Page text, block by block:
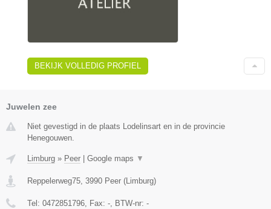
BEKIJK VOLLEDIG PROFIEL
Juwelen zee
Niet gevestigd in de plaats Lodelinsart en in de provincie
Henegouwen.
Limburg » Peer Google maps ▼
Reppelerweg75, 3990 Peer (Limburg)
Tel: 0472851796, Fax: -, BTW-nr: -